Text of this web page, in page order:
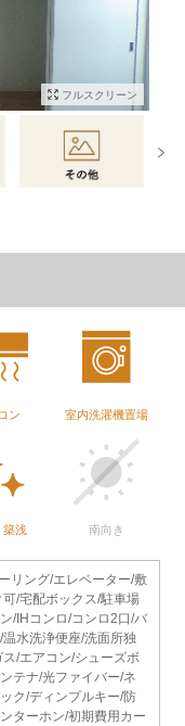
フルスクリーン
ン 室内洗濯機置場
築浅 南向き
リング/エレベーター/敷
/宅配ボックス/駐車場
/IHコンロ/コンロ2口/バ
水洗浄便座/洗面所独
/エアコン/シューズボ
テナ/光ファイバー/ネ
ク/ディンプルキー/防
ターホン/初期費用カー